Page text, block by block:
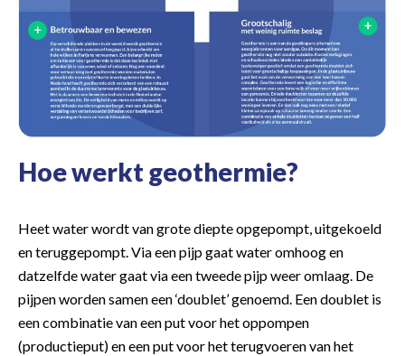
Hoe werkt geothermie?
Heet water wordt van grote diepte opgepompt, uitgekoeld
en teruggepompt. Via een pijp gaat water omhoog en
datzelfde water gaat via een tweede pijp weer omlaag. De
pijpen worden samen een ‘doublet’ genoemd. Een doublet is
een combinatie van een put voor het oppompen
(productieput) en een put voor het terugvoeren van het